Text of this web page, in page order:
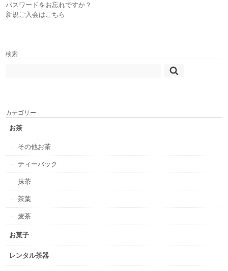
パスワードをお忘れですか？
新規ご入会はこちら
検索
カテゴリー
お茶
その他お茶
ティーバック
抹茶
茶葉
麦茶
お菓子
レンタル茶器